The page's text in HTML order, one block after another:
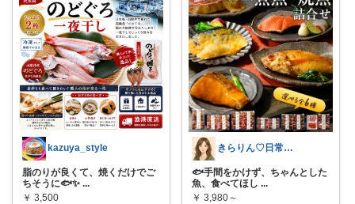
kazuya_style
脂のりが良くて、焼くだけでご
ちそうに🐟✨ ...
￥ 3,500
きらりん♡日常に馴染むものを集めて😊
🐟手間をかけず、ちゃんとした
魚、食べてほし ...
￥ 3,980～